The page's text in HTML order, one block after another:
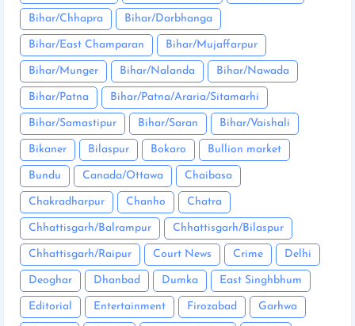
Bihar/Chhapra Bihar/Darbhanga
Bihar/East Champaran Bihar/Mujaffarpur
Bihar/Munger Bihar/Nalanda Bihar/Nawada
Bihar/Patna Bihar/Patna/Araria/Sitamarhi
Bihar/Samastipur Bihar/Saran Bihar/Vaishali
Bikaner Bilaspur Bokaro Bullion market
Bundu Canada/Ottawa Chaibasa
Chakradharpur Chanho Chatra
Chhattisgarh/Balrampur Chhattisgarh/Bilaspur
Chhattisgarh/Raipur Court News Crime Delhi
Deoghar Dhanbad Dumka East Singhbhum
Editorial Entertainment Firozabad Garhwa